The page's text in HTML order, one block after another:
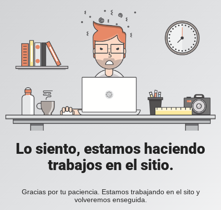
Lo siento, estamos haciendo
trabajos en el sitio.
Gracias por tu paciencia. Estamos trabajando en el sito y
volveremos enseguida.